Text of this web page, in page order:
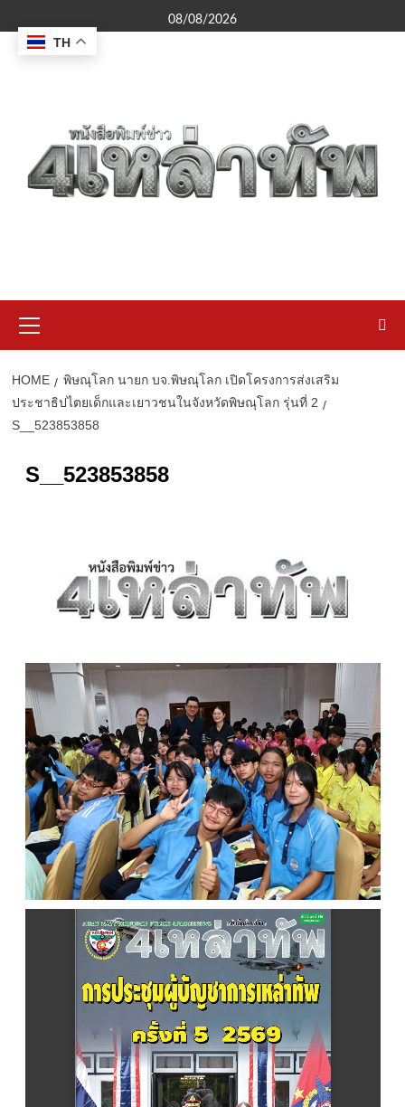
to
content
08/08/2026
Menu
HOME
พิษณุโลก นายก บจ.พิษณุโลก เปิดโครงการส่งเสริม
ประชาธิปไตยเด็กและเยาวชนในจังหวัดพิษณุโลก รุ่นที่ 2
S__523853858
S__523853858
TH